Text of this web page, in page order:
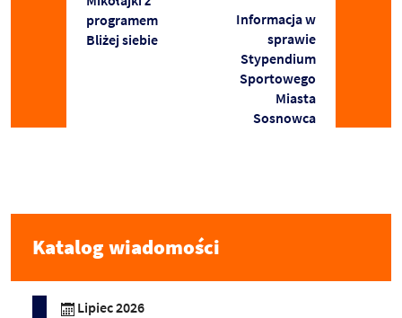
programem
Bliżej siebie
Informacja w
sprawie
Stypendium
Sportowego
Miasta
Sosnowca
Katalog wiadomości
Lipiec 2026